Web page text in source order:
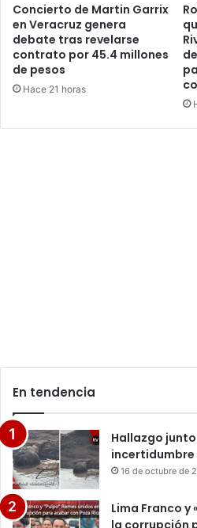
Concierto de Martin Garrix
en Veracruz genera
debate tras revelarse
contrato por 45.4 millones
de pesos
Hace 21 horas
En tendencia
Hallazgo
incertidumbre
16 de octubre de
Lima Franco y
la corrupción